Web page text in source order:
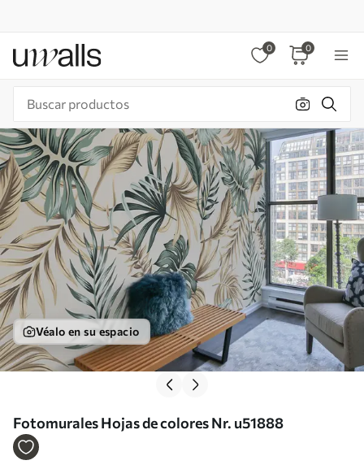
0 0
Véalo en su espacio
Fotomurales Hojas de colores Nr. u51888